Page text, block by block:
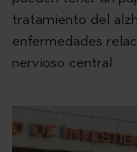
tratamiento del
enfermedades
nervioso central.